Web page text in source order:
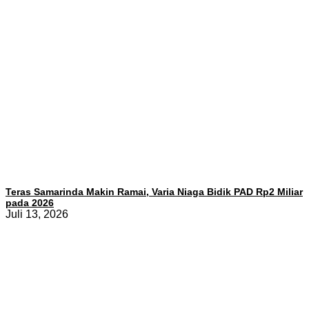
Teras Samarinda Makin Ramai, Varia Niaga Bidik PAD Rp2 Miliar
pada 2026
Juli 13, 2026